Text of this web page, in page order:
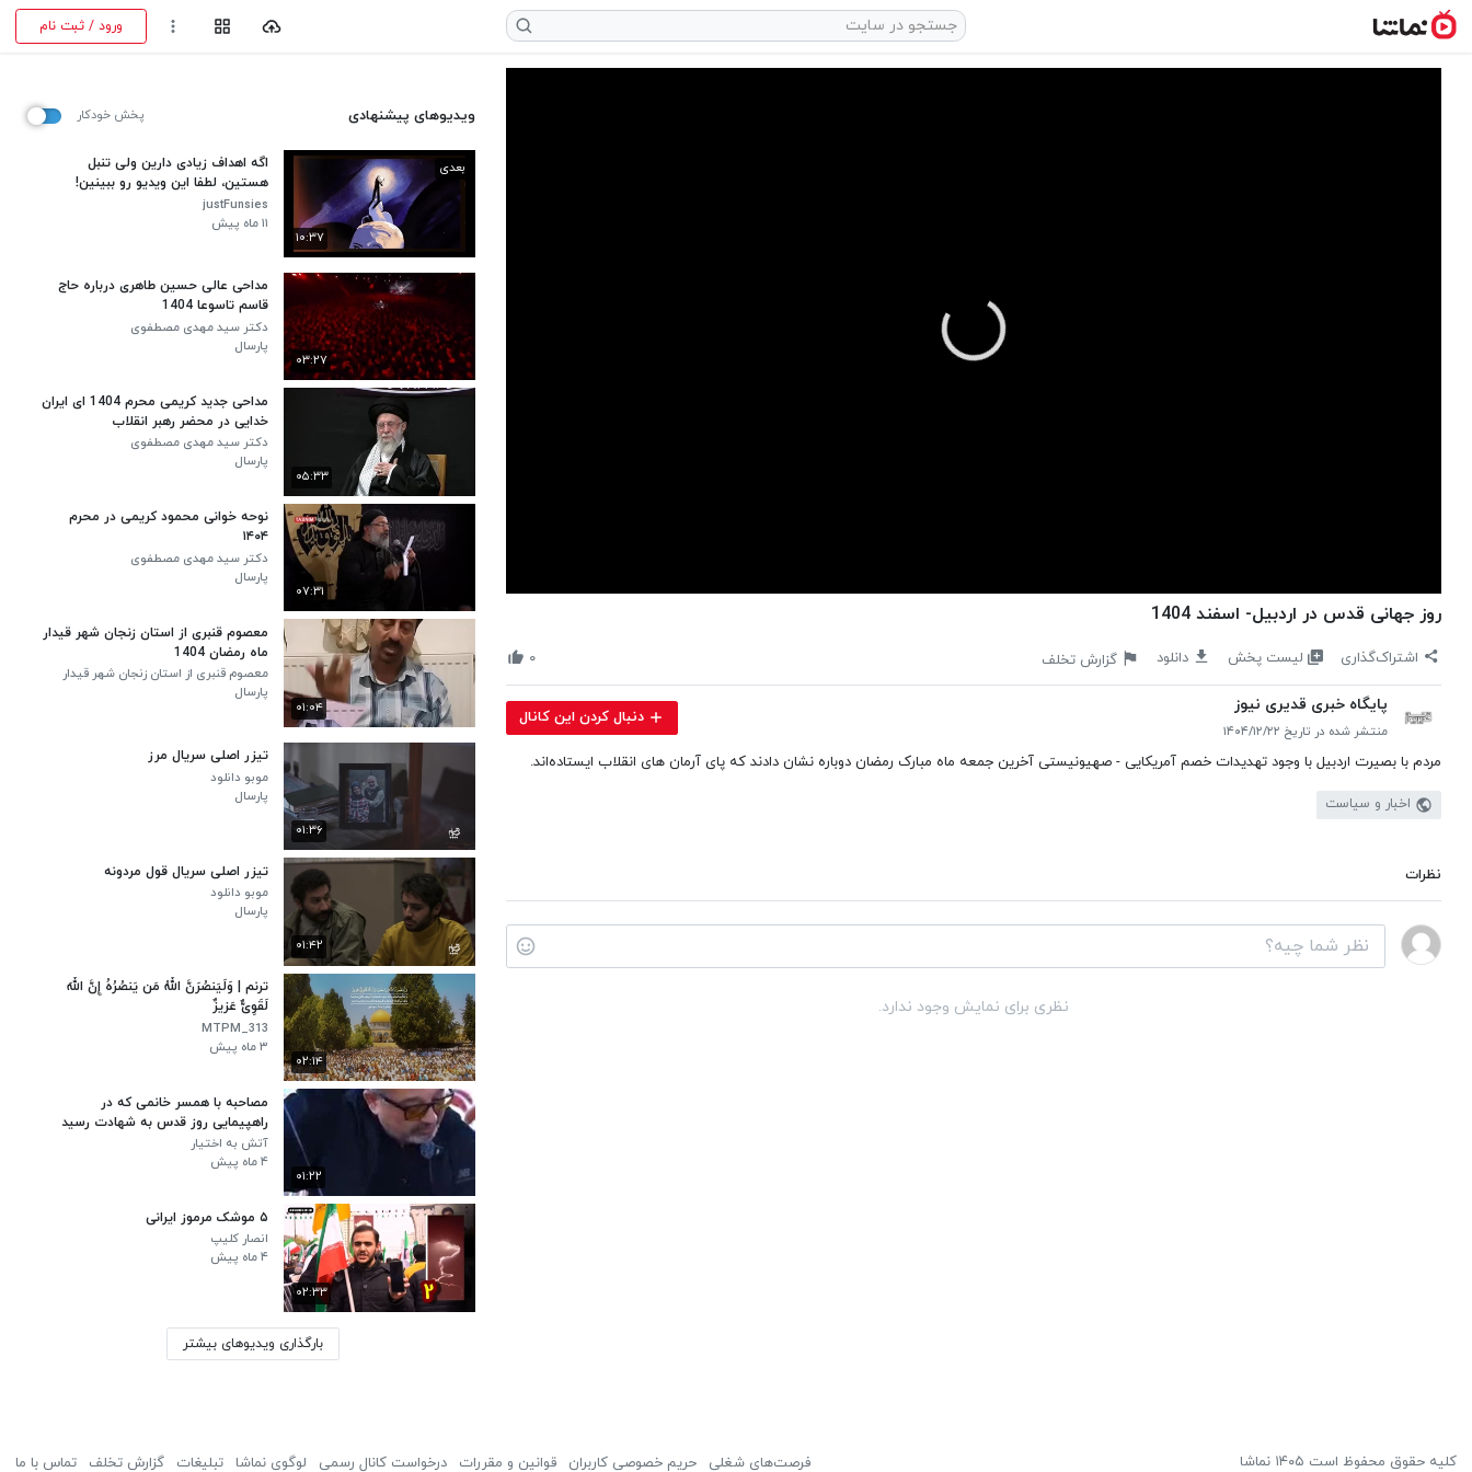
ورود / ثبت نام
روز جهانی قدس در اردبیل- اسفند 1404
اشتراک‌گذاری لیست پخش دانلود گزارش تخلف ۰
پایگاه خبری قدیری نیوز
منتشر شده در تاریخ ۱۴۰۴/۱۲/۲۲
دنبال کردن این کانال
مردم با بصیرت اردبیل با وجود تهدیدات خصم آمریکایی - صهیونیستی آخرین جمعه ماه مبارک رمضان دوباره نشان دادند که پای آرمان های انقلاب ایستاده‌اند.
اخبار و سیاست
نظرات
نظری برای نمایش وجود ندارد.
ویدیوهای پیشنهادی پخش خودکار
۱۰:۳۷
بعدی
اگه اهداف زیادی دارین ولی تنبل
هستین، لطفا این ویدیو رو ببینین!
(آخرین ویدیو 1403)
justFunsies
۱۱ ماه پیش
۰۳:۲۷
مداحی عالی حسین طاهری درباره حاج
قاسم تاسوعا 1404
دکتر سید مهدی مصطفوی
پارسال
۰۵:۳۳
مداحی جدید کریمی محرم 1404 ای ایران
خدایی در محضر رهبر انقلاب
دکتر سید مهدی مصطفوی
پارسال
۰۷:۳۱
نوحه‌ خوانی محمود کریمی در محرم
۱۴۰۴
دکتر سید مهدی مصطفوی
پارسال
۰۱:۰۴
معصوم قنبری از استان زنجان شهر قیدار
ماه رمضان 1404
معصوم قنبری از استان زنجان شهر قیدار
پارسال
۰۱:۳۶
تیزر اصلی سریال مرز
موبو دانلود
پارسال
۰۱:۴۲
تیزر اصلی سریال قول مردونه
موبو دانلود
پارسال
۰۲:۱۴
ترنم | وَلَیَنصُرَنَّ اللَّهُ مَن یَنصُرُهُ إِنَّ اللَّهَ
لَقَوِیٌّ عَزیزٌ
MTPM_313
۳ ماه پیش
۰۱:۲۲
مصاحبه با همسر خانمی که در
راهپیمایی روز قدس به شهادت رسید
آتش به اختیار
۴ ماه پیش
۰۲:۳۳
۵ موشک مرموز ایرانی
انصار کلیپ
۴ ماه پیش
بارگذاری ویدیوهای بیشتر
کلیه حقوق محفوظ است ۱۴۰۵ نماشا فرصت‌های شغلی حریم خصوصی کاربران قوانین و مقررات درخواست کانال رسمی لوگوی نماشا تبلیغات گزارش تخلف تماس با ما